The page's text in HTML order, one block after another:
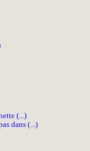
(...)
dans (...)